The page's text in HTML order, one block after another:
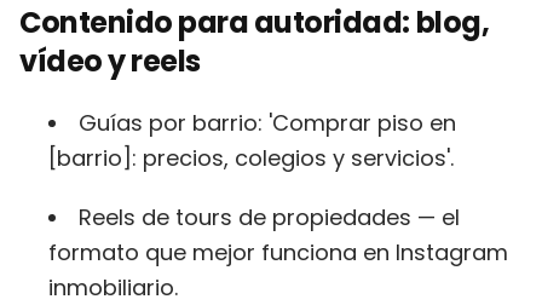
Contenido para autoridad: blog,
vídeo y reels
Guías por barrio: 'Comprar piso en
[barrio]: precios, colegios y servicios'.
Reels de tours de propiedades — el
formato que mejor funciona en Instagram
inmobiliario.